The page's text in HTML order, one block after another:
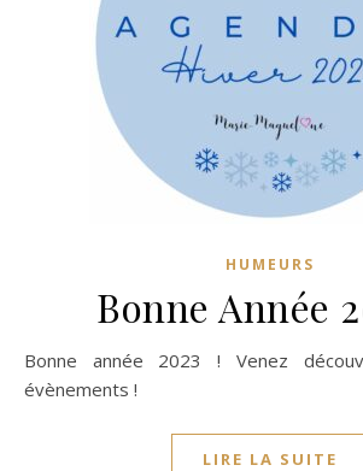
HUMEURS
Bonne Année
Bonne année 2023 ! Venez découvrir les prochains
évènements !
LIRE LA SUITE